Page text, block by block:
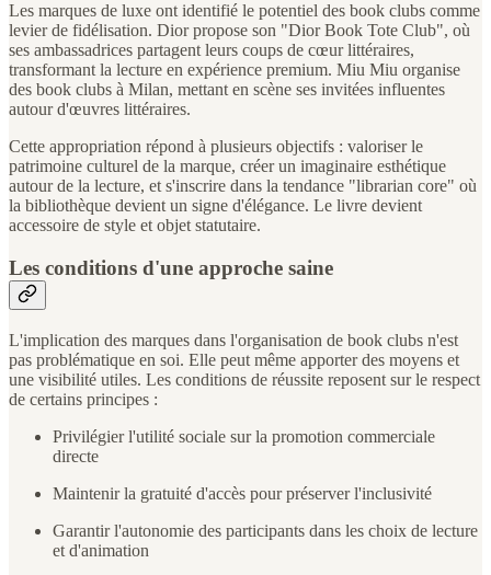
Les marques de luxe ont identifié le potentiel des book clubs comme
levier de fidélisation. Dior propose son "Dior Book Tote Club", où
ses ambassadrices partagent leurs coups de cœur littéraires,
transformant la lecture en expérience premium. Miu Miu organise
des book clubs à Milan, mettant en scène ses invitées influentes
autour d'œuvres littéraires.
Cette appropriation répond à plusieurs objectifs : valoriser le
patrimoine culturel de la marque, créer un imaginaire esthétique
autour de la lecture, et s'inscrire dans la tendance "librarian core" où
la bibliothèque devient un signe d'élégance. Le livre devient
accessoire de style et objet statutaire.
Les conditions d'une approche saine
L'implication des marques dans l'organisation de book clubs n'est
pas problématique en soi. Elle peut même apporter des moyens et
une visibilité utiles. Les conditions de réussite reposent sur le respect
de certains principes :
Privilégier l'utilité sociale sur la promotion commerciale
directe
Maintenir la gratuité d'accès pour préserver l'inclusivité
Garantir l'autonomie des participants dans les choix de lecture
et d'animation